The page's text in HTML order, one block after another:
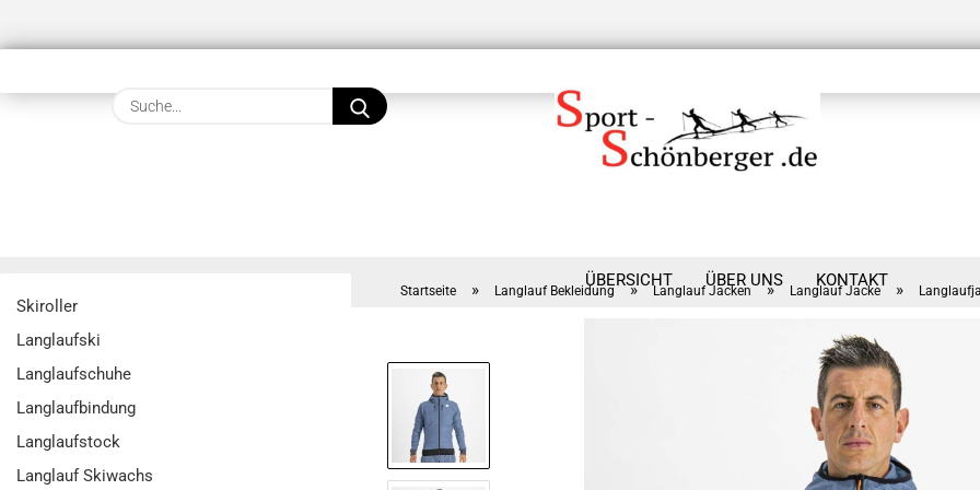
Suche...
ÜBERSICHT ÜBER UNS KONTAKT
Startseite » Langlauf Bekleidung » Langlauf Jacken » Langlauf Jacke »
Skiroller
Langlaufski
Langlaufschuhe
Langlaufbindung
Langlaufstock
Langlauf Skiwachs